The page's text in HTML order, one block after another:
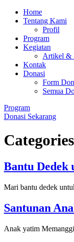
Home
Tentang Kami
Profil
Program
Kegiatan
Artikel &
Kontak
Donasi
Form
Semua
Program
Donasi Sekarang
Bantu Dedek
Mari bantu dedek
Santunan
Anak yatim